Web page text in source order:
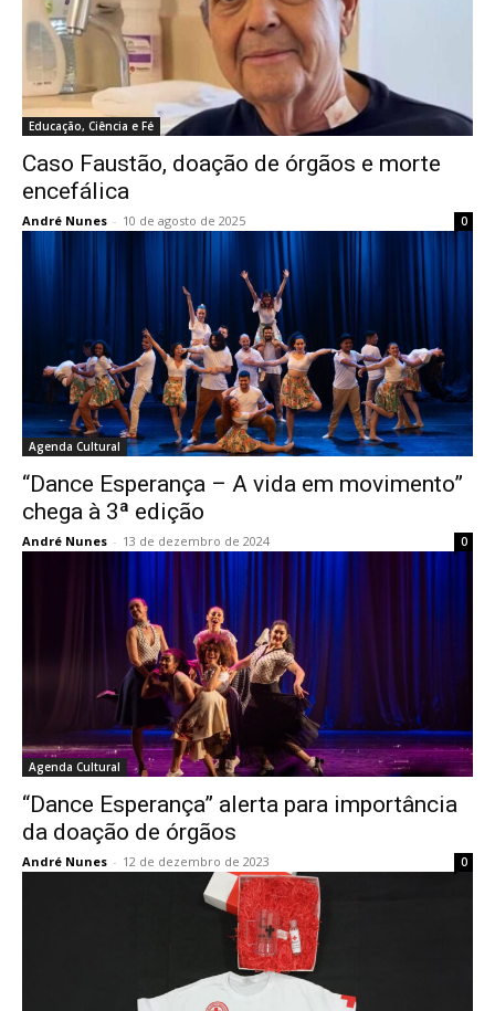
Educação, Ciência e Fé
Caso Faustão, doação de órgãos e morte
encefálica
André Nunes - 10 de agosto de 2025 0
Agenda Cultural
“Dance Esperança – A vida em movimento”
chega à 3ª edição
André Nunes - 13 de dezembro de 2024 0
Agenda Cultural
“Dance Esperança” alerta para importância
da doação de órgãos
André Nunes - 12 de dezembro de 2023 0